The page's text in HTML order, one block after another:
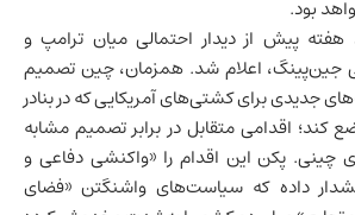
بود.
پیش از دیدار احتمالی میان ترامپ و
اعلام شد. همزمان، چین تصمیم
هزینه‌های جدیدی برای کشتی‌های آمریکایی که در بنادر
کند؛ اقدامی متقابل در برابر تصمیم مشابه
چینی. پکن این اقدام را «واکنشی دفاعی و
داده که سیاست‌های واشنگتن «فضای